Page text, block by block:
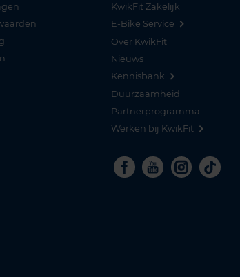
KwikFit Zakelijk
E-Bike Service
Over KwikFit
Nieuws
Kennisbank
Duurzaamheid
Partnerprogramma
Werken bij KwikFit
Facebook
Youtube